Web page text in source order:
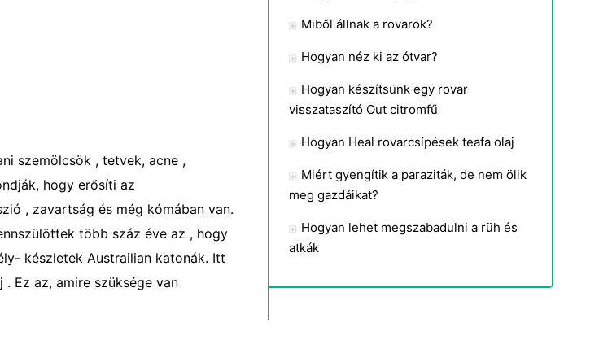
szemölcsök , tetvek, acne ,
hogy erősíti az
, zavartság és még kómában van.
több száz éve az , hogy
készletek Austrailian katonák. Itt
Ez az, amire szüksége van
Miből állnak a rovarok?
Hogyan néz ki az ótvar?
Hogyan készítsünk egy rovar
visszataszító Out citromfű
Hogyan Heal rovarcsípések teafa olaj
Miért gyengítik a paraziták, de nem ölik
meg gazdáikat?
Hogyan lehet megszabadulni a rüh és
atkák